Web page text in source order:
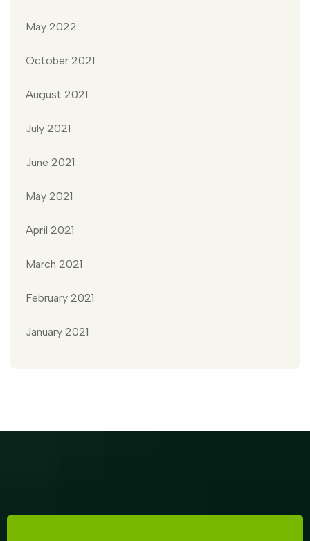
May 2022
October 2021
August 2021
July 2021
June 2021
May 2021
April 2021
March 2021
February 2021
January 2021